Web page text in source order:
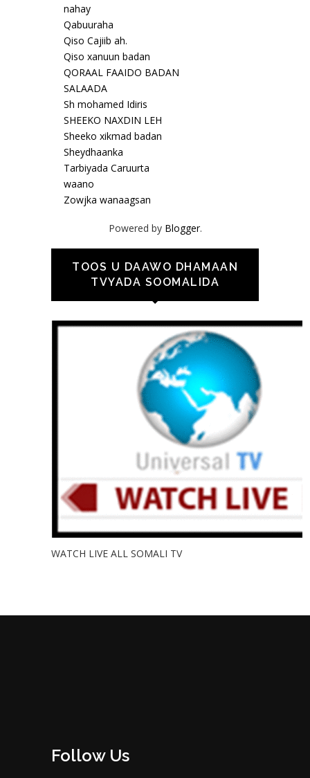
nahay
Qabuuraha
Qiso Cajiib ah.
Qiso xanuun badan
QORAAL FAAIDO BADAN
SALAADA
Sh mohamed Idiris
SHEEKO NAXDIN LEH
Sheeko xikmad badan
Sheydhaanka
Tarbiyada Caruurta
waano
Zowjka wanaagsan
Powered by Blogger.
TOOS U DAAWO DHAMAAN
TVYADA SOOMALIDA
WATCH LIVE ALL SOMALI TV
Follow Us